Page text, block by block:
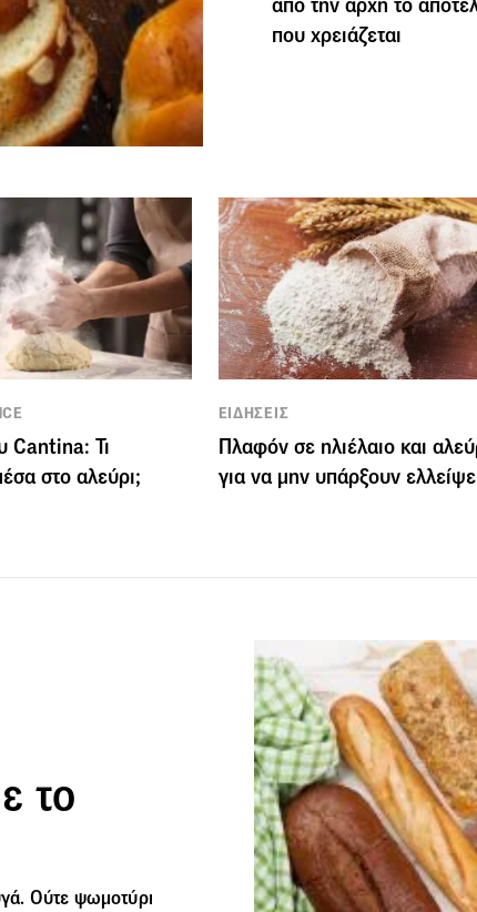
από την αρχή το
που χρειάζεται
Cantina: Τι
στο αλεύρι;
ΕΙΔΗΣΕΙΣ
Πλαφόν σε ηλιέλαιο και
για να μην υπάρξουν
το
Ούτε ψωμοτύρι